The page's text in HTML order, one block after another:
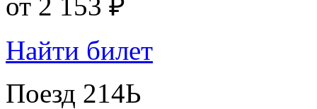
Найти билет
Поезд 214Ь